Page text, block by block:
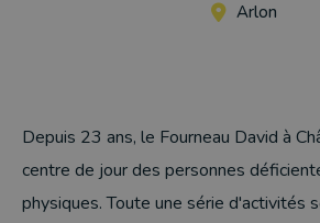
Arlon
Depuis 23 ans, le Fourneau David à
centre de jour des personnes
physiques. Toute une série d'activités